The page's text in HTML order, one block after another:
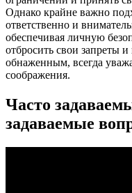
Однако крайне важно
ответственно и
обеспечивая личную
отбросить свои запреты и
обнаженным, всегда
соображения.
Часто
задаваемые